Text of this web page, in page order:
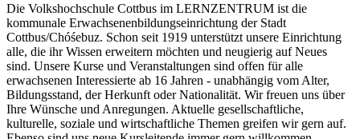
Die Volkshochschule Cottbus im LERNZENTRUM ist die
kommunale Erwachsenenbildungseinrichtung der Stadt
Cottbus/Chóśebuz. Schon seit 1919 unterstützt unsere Einrichtung
alle, die ihr Wissen erweitern möchten und neugierig auf Neues
sind. Unsere Kurse und Veranstaltungen sind offen für alle
erwachsenen Interessierte ab 16 Jahren - unabhängig vom Alter,
Bildungsstand, der Herkunft oder Nationalität. Wir freuen uns über
Ihre Wünsche und Anregungen. Aktuelle gesellschaftliche,
kulturelle, soziale und wirtschaftliche Themen greifen wir gern auf.